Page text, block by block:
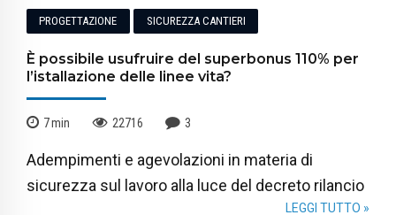
PROGETTAZIONE SICUREZZA CANTIERI
È possibile usufruire del superbonus 110% per
l’istallazione delle linee vita?
7min 22716 3
Adempimenti e agevolazioni in materia di
sicurezza sul lavoro alla luce del decreto rilancio
LEGGI TUTTO »